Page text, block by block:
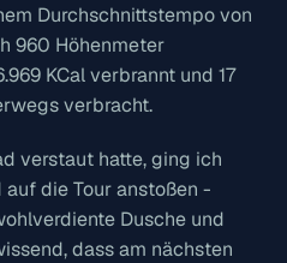
Durchschnittstempo von
960 Höhenmeter
KCal verbrannt und 17
verbracht.
verstaut hatte, ging ich
die Tour anstoßen -
Dusche und
dass am nächsten